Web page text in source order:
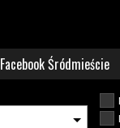
Facebook Śródmieście